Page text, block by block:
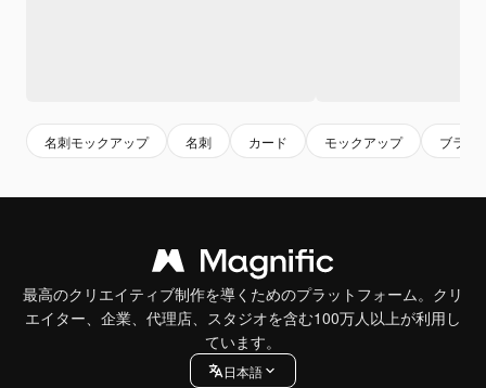
名刺モックアップ 名刺 カード モックアップ ブラン
最高のクリエイティブ制作を導くためのプラットフォーム。クリ
エイター、企業、代理店、スタジオを含む100万人以上が利用し
ています。
日本語